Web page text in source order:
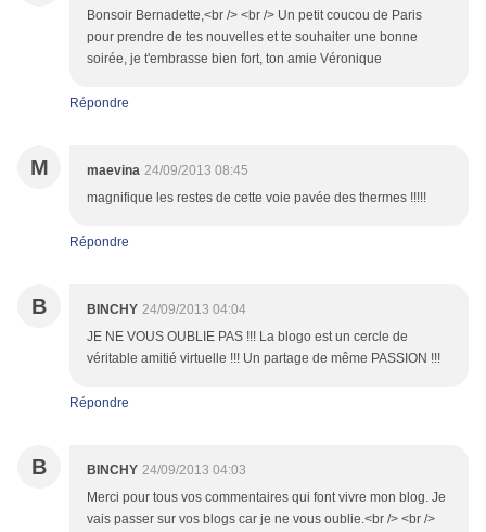
Bonsoir Bernadette,<br /> <br /> Un petit coucou de Paris
pour prendre de tes nouvelles et te souhaiter une bonne
soirée, je t'embrasse bien fort, ton amie Véronique
Répondre
M maevina 24/09/2013 08:45
magnifique les restes de cette voie pavée des thermes !!!!!
Répondre
B BINCHY 24/09/2013 04:04
JE NE VOUS OUBLIE PAS !!! La blogo est un cercle de
véritable amitié virtuelle !!! Un partage de même PASSION !!!
Répondre
B BINCHY 24/09/2013 04:03
Merci pour tous vos commentaires qui font vivre mon blog. Je
vais passer sur vos blogs car je ne vous oublie.<br /> <br />